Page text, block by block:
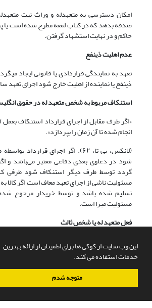
این وب سایت از کوکی ها برای اطمینان از ارائه بهترین
خدمات استفاده می کند.
متوجه شدم
امکان دسترسی به متعهدله و وراث نیت
صدقه بدهد که در کتاب لمعه مطرح شده است یا
حاکم و در نهایت استشهاد گرفتن.
عدم اهلیت ذینفع
تعهد به نمایندگی قراردادی یا قانونی ایجاد
ذینفع یا نماینده از اهلیت خارج شود اجرای تعهد
استنکاف مربوط به شخص متعهد له در حقوق
«اگر طرف مقابل از اجرای قرارداد استنکاف
انجام شده تا آن زمان را بپردازد».
(لانکس، بی تا، ۶۲). اگر اجرای
شود در دعاوی بعدی دفاعی معتبر می‌باشد و
گردد توسط طرف دیگر استنکاف شود طرفی
مسئولیت ناشی از اجرای تعهد معاف است اگر کالا
تسلیم شده باشد و توسط خریدار مرجوع
مسئولیت مبرا است.
فعل متعهد له یا شخص ثالث
به استناد ماده ۲۲7 قانون مدنی اجرای
متعهدله یا ثالث باشد، متعهد، مسئول جبران
به عهده متعهد است و اگر متعهد نتواند ثابت کند
علت عدم تعهد بوده باید جبران خسارت کند
که ثابت کند خسارت کالای تجارتی ناشی از بسته